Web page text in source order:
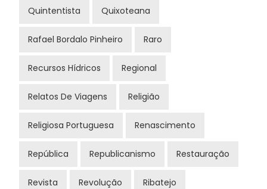
Quintentista Quixoteana
Rafael Bordalo Pinheiro Raro
Recursos Hídricos Regional
Relatos De Viagens Religião
Religiosa Portuguesa Renascimento
República Republicanismo Restauração
Revista Revolução Ribatejo